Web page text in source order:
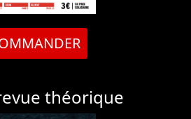
théorique